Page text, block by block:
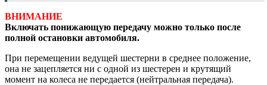
ВНИМАНИЕ
Включать понижающую передачу можно только после
полной остановки автомобиля.
При перемещении ведущей шестерни в среднее положение,
она не зацепляется ни с одной из шестерен и крутящий
момент на колеса не передается (нейтральная передача).